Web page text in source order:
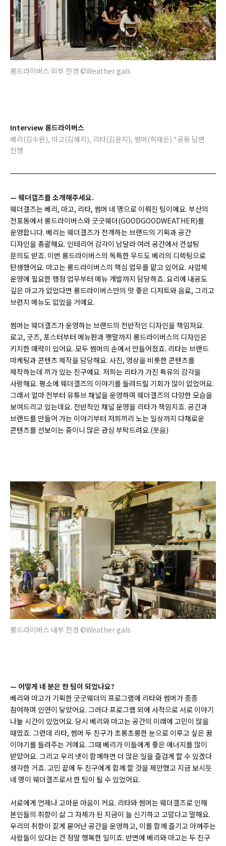
롱드라이버스 외부 전경 ©Weather gals
Interview 롱드라이버스
베리(김수완), 마고(김혜지), 리타(김윤지), 썸머(허재은) *공동 답변
진행
— 웨더갤즈를 소개해주세요.
웨더갤즈는 베리, 마고, 리타, 썸머 네 명으로 이뤄진 팀이에요. 부산의
전포동에서 롱드라이버스와 굿굿웨더(GOODGOODWEATHER)를
운영합니다. 베리는 웨더갤즈가 전개하는 브랜드의 기획과 공간
디자인을 총괄해요. 인테리어 감각이 남달라 여러 공간에서 컨설팅
문의도 받죠. 이번 롱드라이버스의 독특한 무드도 베리의 디렉팅으로
탄생했어요. 마고는 롱드라이버스의 핵심 업무를 맡고 있어요. 사업체
운영에 필요한 행정 업무부터 메뉴 개발까지 담당하죠. 요리에 내공도
깊은 마고가 없었다면 롱드라이버스만의 맛 좋은 디저트와 음료, 그리고
브런치 메뉴도 없었을 거예요.
썸머는 웨더갤즈가 운영하는 브랜드의 전반적인 디자인을 책임져요.
로고, 굿즈, 포스터부터 메뉴판과 팻말까지 롱드라이버스의 디자인은
키치한 매력이 있어요. 모두 썸머의 손에서 만들어졌죠. 리타는 브랜드
마케팅과 콘텐츠 제작을 담당해요. 사진, 영상을 비롯한 콘텐츠를
제작하는데 끼가 있는 친구예요. 저희는 리타가 가진 특유의 감각을
사랑해요. 평소에 웨더갤즈의 이야기를 들려드릴 기회가 많이 없었어요.
그래서 얼마 전부터 유튜브 채널을 운영하며 웨더갤즈의 다양한 모습을
보여드리고 있는데요. 전반적인 채널 운영을 리타가 책임지죠. 공간과
브랜드를 만들어 가는 이야기부터 저희끼리 노는 일상까지 다채로운
콘텐츠를 선보이는 중이니 많은 관심 부탁드려요.(웃음)
롱드라이버스 내부 전경 ©Weather gals
— 어떻게 네 분은 한 팀이 되었나요?
베리와 마고가 기획한 굿굿웨더의 프로그램에 리타와 썸머가 종종
참여하며 인연이 닿았어요. 그러다 프로그램 외에 사적으로 서로 이야기
나눌 시간이 있었어요. 당시 베리와 마고는 공간의 미래에 고민이 많을
때였죠. 그런데 리타, 썸머 두 친구가 초롱초롱한 눈으로 이루고 싶은 꿈
이야기를 들려주는 거예요. 그때 베리가 이들에게 좋은 에너지를 많이
받았어요. 그리고 우리 넷이 함께하면 더 많은 일을 즐겁게 할 수 있겠다
생각한 거죠. 고민 끝에 두 친구에게 함께 할 것을 제안했고 지금 보시듯
네 명이 웨더갤즈로서 한 팀이 될 수 있었어요.
서로에게 언제나 고마운 마음이 커요. 리타와 썸머는 웨더갤즈로 인해
본인들의 취향이 삶 그 자체가 된 지금이 늘 신기하고 고맙다고 말해요.
우리의 취향이 짙게 묻어난 공간을 운영하고, 이를 함께 즐기고 아껴주는
사람들이 있다는 건 정말 행복한 일이죠. 반면에 베리와 마고는 두 친구